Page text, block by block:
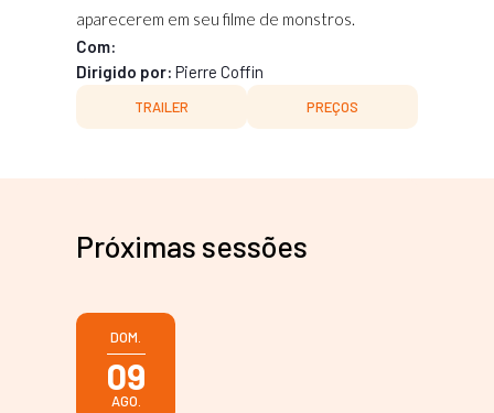
aparecerem em seu filme de monstros.
Com:
Dirigido por: Pierre Coffin
TRAILER PREÇOS
Próximas sessões
DOM.
09
AGO.